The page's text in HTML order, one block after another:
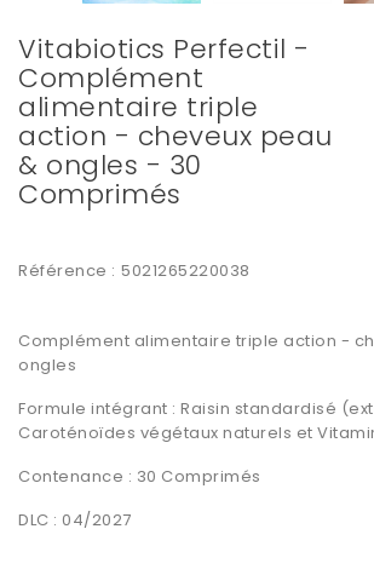
Vitabiotics Perfectil -
Complément
alimentaire triple
action - cheveux peau
& ongles - 30
Comprimés
Référence : 5021265220038
Complément alimentaire triple action -
ongles
Formule intégrant : Raisin standardisé
Caroténoïdes végétaux naturels et
Contenance : 30 Comprimés
DLC : 04/2027